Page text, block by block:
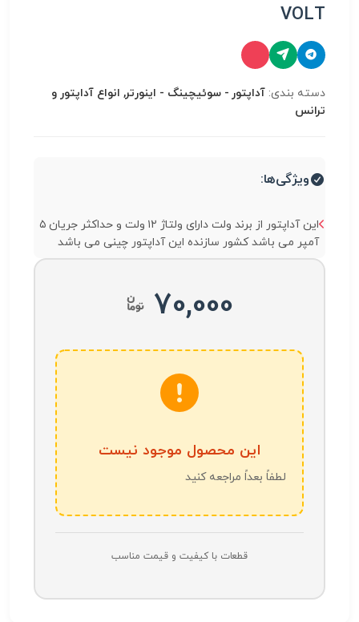
VOLT
دسته بندی: آداپتور - سوئیچینگ - اینورتر, انواع آداپتور و
ترانس
ویژگی‌ها:
این آداپتور از برند ولت دارای ولتاژ ۱۲ ولت و حداکثر جریان ۵
آمپر می باشد کشور سازنده این آداپتور چینی می باشد
70,000
این محصول موجود نیست
لطفاً بعداً مراجعه کنید
قطعات با کیفیت و قیمت مناسب